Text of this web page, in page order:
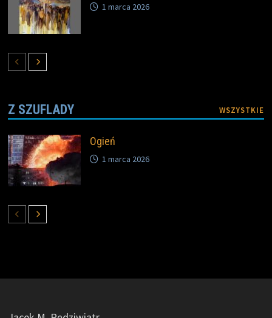
1 marca 2026
Z SZUFLADY WSZYSTKIE
Ogień
1 marca 2026